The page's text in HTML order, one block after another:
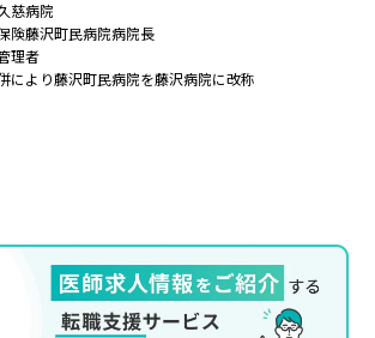
慈病院
藤沢町民病院病院長
理者
より藤沢町民病院を藤沢病院に改称